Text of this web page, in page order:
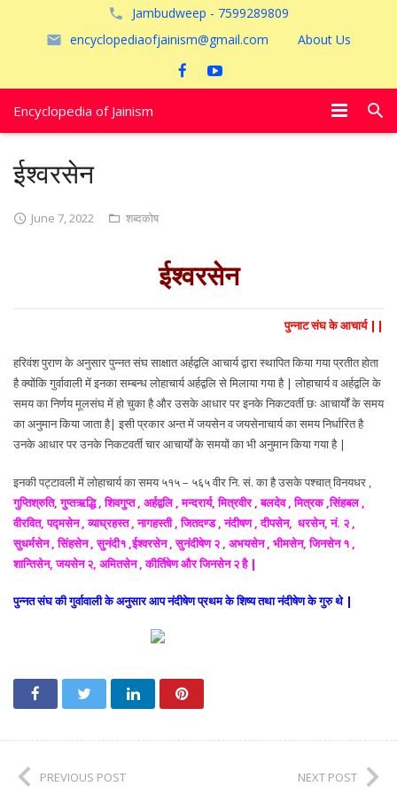
Jambudweep - 7599289809
encyclopediaofjainism@gmail.com
About Us
Encyclopedia of Jainism
पूजायें
ईश्वरसेन
June 7, 2022 शब्दकोष
ईश्वरसेन
पुन्नाट संघ के आचार्य ||
हरिवंश पुराण के अनुसार पुन्नत संघ साक्षात अर्हद्वलि आचार्य द्वारा स्थापित किया गया प्रतीत होता
है क्योंकि गुर्वावाली में इनका सम्बन्ध लोहाचार्य अर्हद्वलि से मिलाया गया है | लोहाचार्य व अर्हद्वलि के
समय का निर्णय मूलसंघ में हो चुका है और उसके आधार पर इनके निकटवर्ती छः आचार्यों के समय
का अनुमान किया जाता है| इसी प्रकार अन्त में जयसेन व जयसेनाचार्य का समय निर्धारित है
उनके आधार पर उनके निकटवर्ती चार आचार्यों के समयों का भी अनुमान किया गया है |
इनकी पट्टावली में लोहाचार्य का समय ५१५ – ५६५ वीर नि. सं. का है उसके पश्चात् विनयधर ,
गुप्तिश्रुति, गुप्तऋद्धि , शिवगुप्त , अर्हद्वलि , मन्दरार्य, मित्रवीर , बलदेव , मित्रक ,सिंहबल ,
वीरवित, पद्मसेन , व्याघ्रहस्त , नागहस्ती , जितदण्ड , नंदीषण , दीपसेन, धरसेन, नं. २ ,
सुधर्मसेन , सिंहसेन , सुनंदी१ ,ईश्वरसेन , सुनंदीषेण २ , अभयसेन , भीमसेन, जिनसेन १ ,
शान्तिसेन, जयसेन २, अमितसेन , कीर्तिषेण और जिनसेन २ है |
पुन्नत संघ की गुर्वावाली के अनुसार आप नंदीषेण प्रथम के शिष्य तथा नंदीषेण के गुरु थे |
PREVIOUS POST NEXT POST